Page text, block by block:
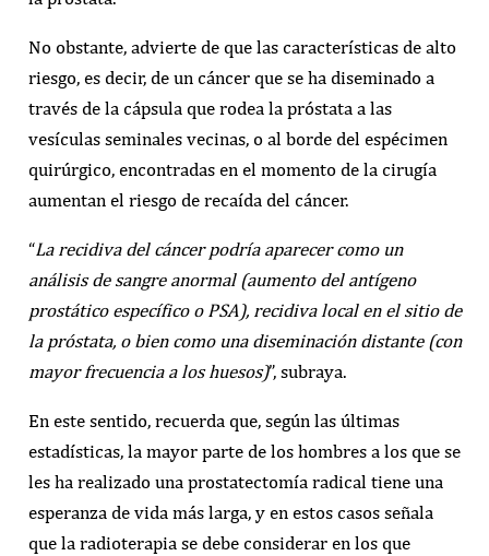
No obstante, advierte de que las características de alto
riesgo, es decir, de un cáncer que se ha diseminado a
través de la cápsula que rodea la próstata a las
vesículas seminales vecinas, o al borde del espécimen
quirúrgico, encontradas en el momento de la cirugía
aumentan el riesgo de recaída del cáncer.
“La recidiva del cáncer podría aparecer como un
análisis de sangre anormal (aumento del antígeno
prostático específico o PSA), recidiva local en el sitio de
la próstata, o bien como una diseminación distante (con
mayor frecuencia a los huesos)”, subraya.
En este sentido, recuerda que, según las últimas
estadísticas, la mayor parte de los hombres a los que se
les ha realizado una prostatectomía radical tiene una
esperanza de vida más larga, y en estos casos señala
que la radioterapia se debe considerar en los que